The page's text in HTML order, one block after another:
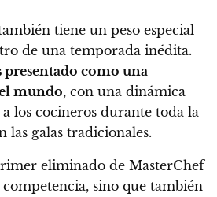
tiene un peso especial
de una temporada inédita.
presentado como una
mundo, con una dinámica
los cocineros durante toda la
las galas tradicionales.
eliminado de MasterChef
sino que también